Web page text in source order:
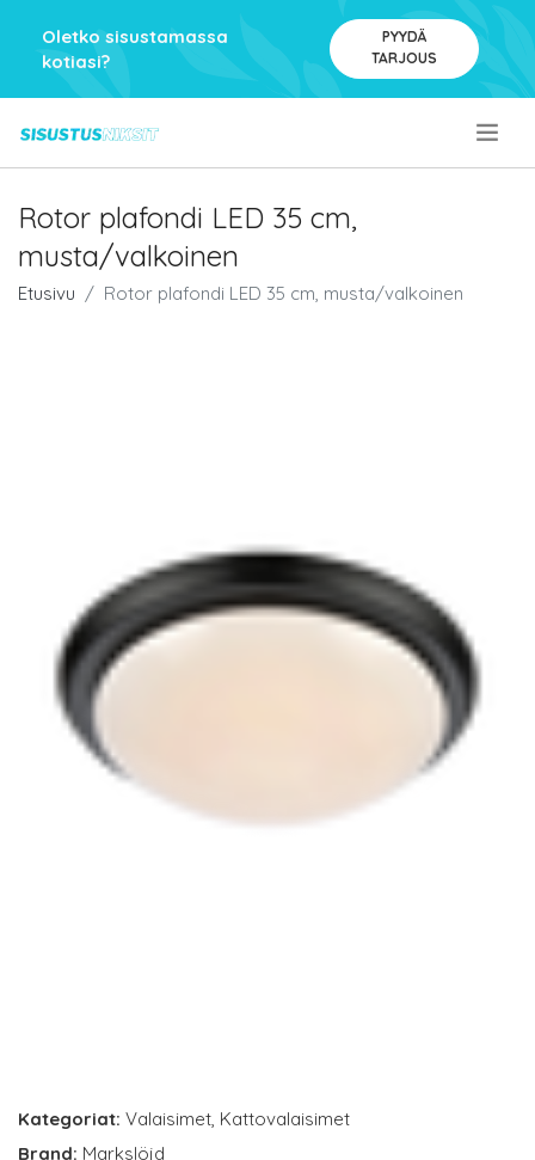
Oletko sisustamassa
kotiasi?
PYYDÄ
TARJOUS
Rotor plafondi LED 35 cm,
musta/valkoinen
Etusivu Rotor plafondi LED 35 cm, musta/valkoinen
Kategoriat: Valaisimet, Kattovalaisimet
Brand: Markslöjd